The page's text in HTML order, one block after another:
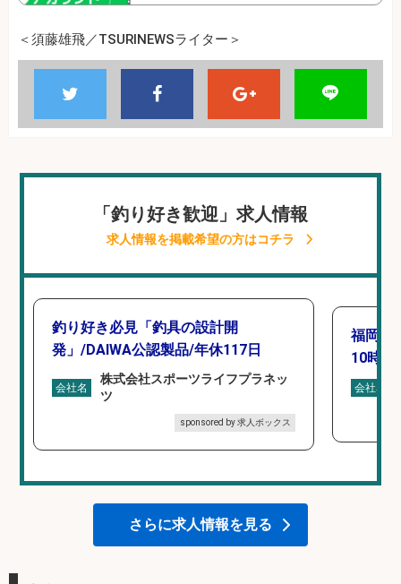
＜須藤雄飛／TSURINEWSライター＞
「釣り好き歓迎」求人情報
求人情報を掲載希望の方はコチラ
釣り好き必見「釣具の設計開
発」/DAIWA公認製品/年休117日
会社名
株式会社スポーツライフプラネッ
ツ
sponsored by 求人ボックス
福岡「
10時間
会社名
さらに求人情報を見る